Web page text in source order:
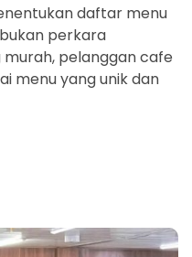
daftar menu
perkara
pelanggan cafe
menu yang unik dan